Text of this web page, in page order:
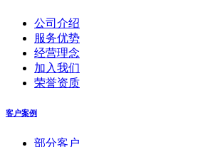
公司介绍
服务优势
经营理念
加入我们
荣誉资质
客户案例
部分客户